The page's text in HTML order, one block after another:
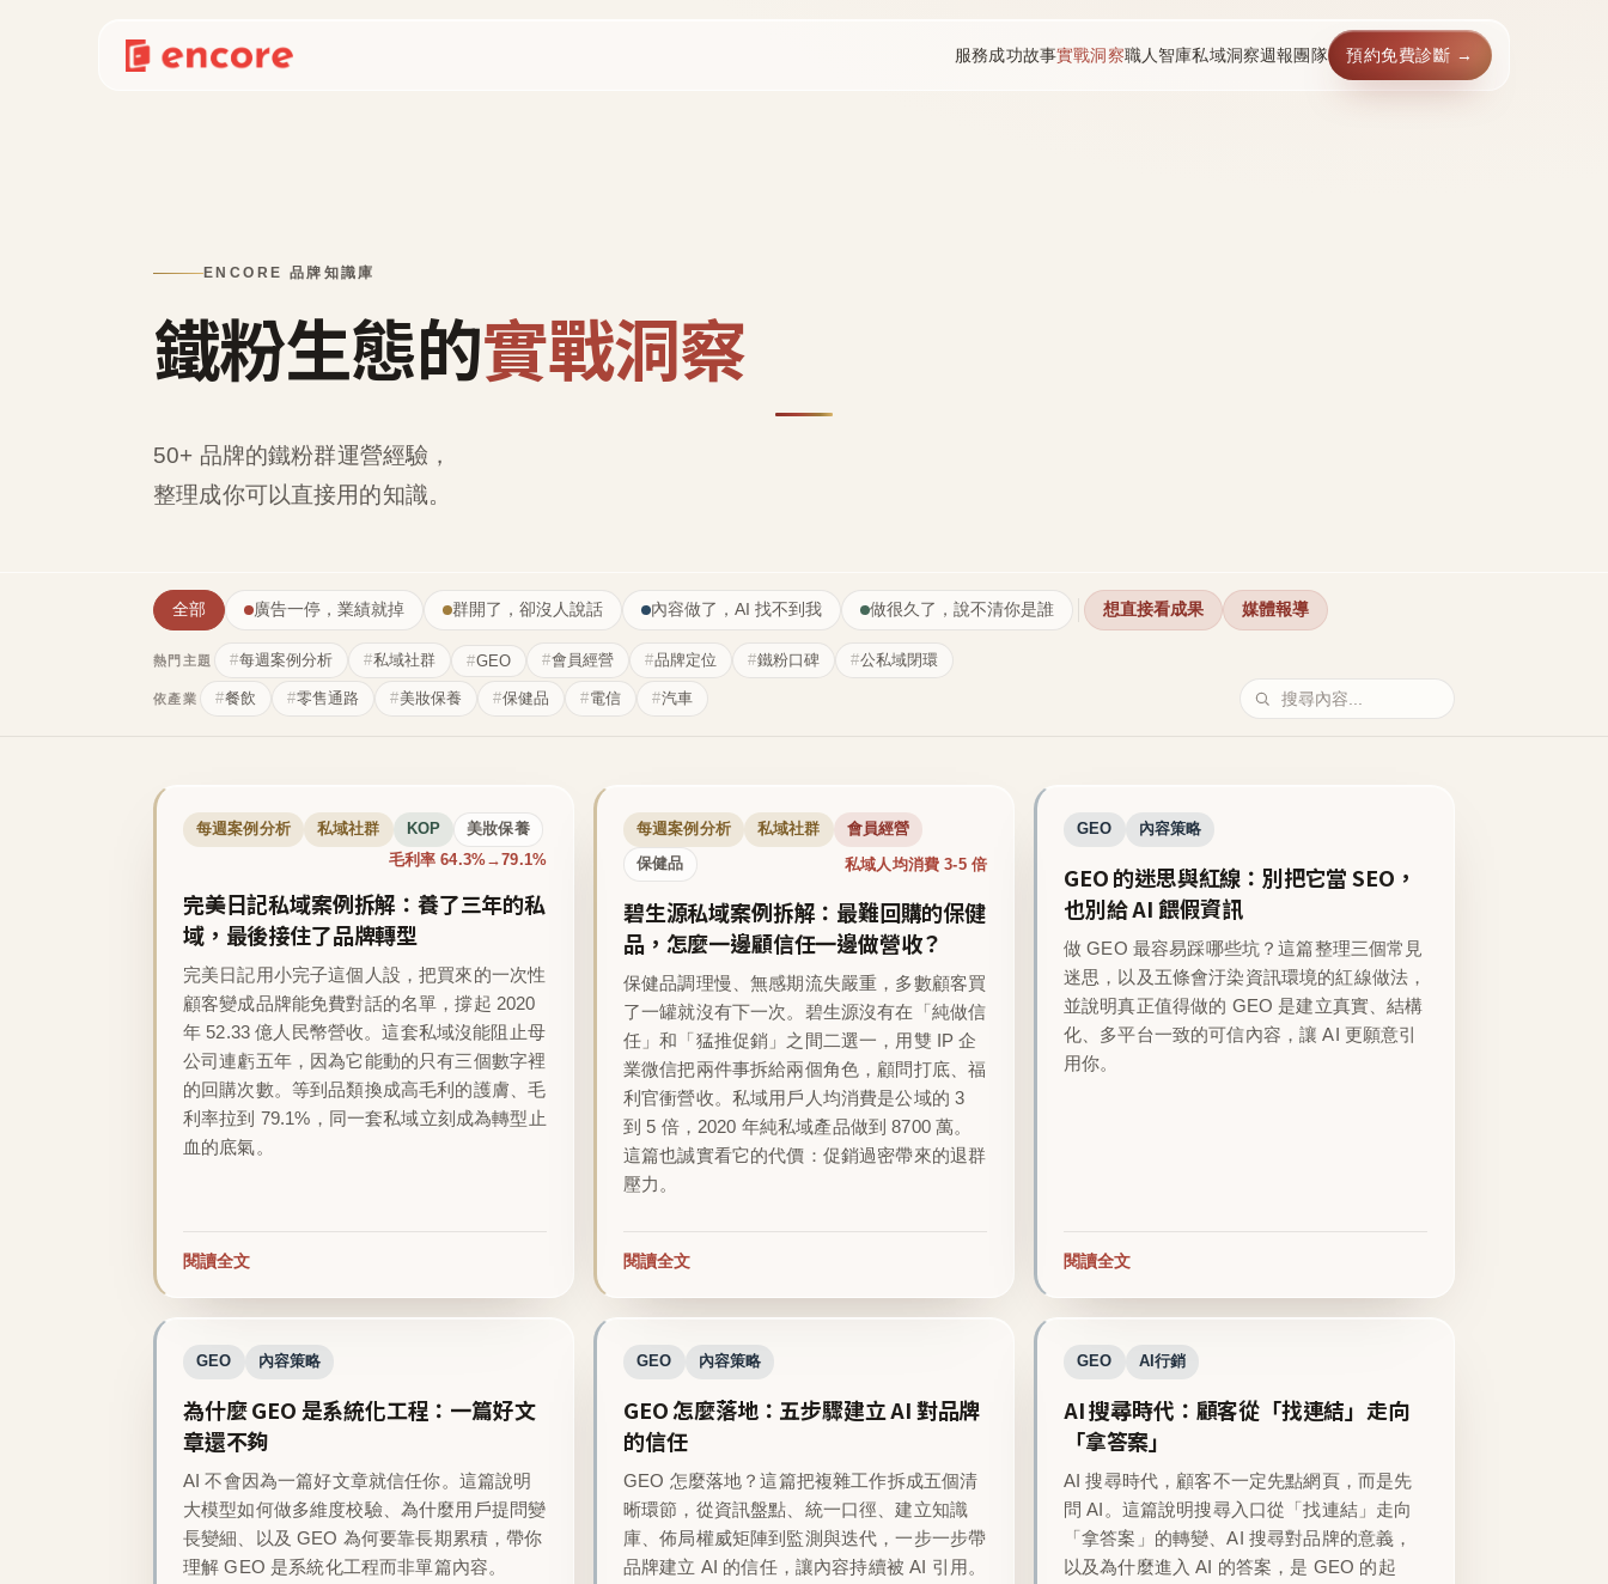
服務成功故事實戰洞察職人智庫私域洞察週報團隊 預約免費診斷 →
ENCORE 品牌知識庫
鐵粉生態的實戰洞察
50+ 品牌的鐵粉群運營經驗，
整理成你可以直接用的知識。
全部 廣告一停，業績就掉 群開了，卻沒人說話 內容做了，AI 找不到我 做很久了，說不清你是誰 想直接看成果 媒體報導
熱門主題 每週案例分析 私域社群 GEO 會員經營 品牌定位 鐵粉口碑 公私域閉環
依產業 餐飲 零售通路 美妝保養 保健品 電信 汽車
每週案例分析 私域社群 KOP 美妝保養
毛利率 64.3%→79.1%
完美日記私域案例拆解：養了三年的私
域，最後接住了品牌轉型
完美日記用小完子這個人設，把買來的一次性
顧客變成品牌能免費對話的名單，撐起 2020
年 52.33 億人民幣營收。這套私域沒能阻止母
公司連虧五年，因為它能動的只有三個數字裡
的回購次數。等到品類換成高毛利的護膚、毛
利率拉到 79.1%，同一套私域立刻成為轉型止
血的底氣。
閱讀全文
每週案例分析 私域社群 會員經營
保健品 私域人均消費 3-5 倍
碧生源私域案例拆解：最難回購的保健
品，怎麼一邊顧信任一邊做營收？
保健品調理慢、無感期流失嚴重，多數顧客買
了一罐就沒有下一次。碧生源沒有在「純做信
任」和「猛推促銷」之間二選一，用雙 IP 企
業微信把兩件事拆給兩個角色，顧問打底、福
利官衝營收。私域用戶人均消費是公域的 3
到 5 倍，2020 年純私域產品做到 8700 萬。
這篇也誠實看它的代價：促銷過密帶來的退群
壓力。
閱讀全文
GEO 內容策略
GEO 的迷思與紅線：別把它當 SEO，
也別給 AI 餵假資訊
做 GEO 最容易踩哪些坑？這篇整理三個常見
迷思，以及五條會汙染資訊環境的紅線做法，
並說明真正值得做的 GEO 是建立真實、結構
化、多平台一致的可信內容，讓 AI 更願意引
用你。
閱讀全文
GEO 內容策略
為什麼 GEO 是系統化工程：一篇好文
章還不夠
AI 不會因為一篇好文章就信任你。這篇說明
大模型如何做多維度校驗、為什麼用戶提問變
長變細、以及 GEO 為何要靠長期累積，帶你
理解 GEO 是系統化工程而非單篇內容。
GEO 內容策略
GEO 怎麼落地：五步驟建立 AI 對品牌
的信任
GEO 怎麼落地？這篇把複雜工作拆成五個清
晰環節，從資訊盤點、統一口徑、建立知識
庫、佈局權威矩陣到監測與迭代，一步一步帶
品牌建立 AI 的信任，讓內容持續被 AI 引用。
GEO AI行銷
AI 搜尋時代：顧客從「找連結」走向
「拿答案」
AI 搜尋時代，顧客不一定先點網頁，而是先
問 AI。這篇說明搜尋入口從「找連結」走向
「拿答案」的轉變、AI 搜尋對品牌的意義，
以及為什麼進入 AI 的答案，是 GEO 的起